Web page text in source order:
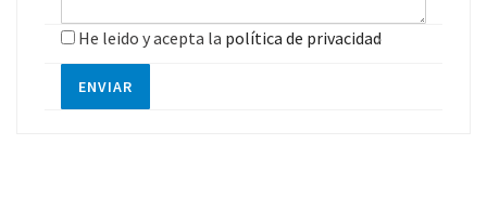
He leido y acepta la política de privacidad
ENVIAR